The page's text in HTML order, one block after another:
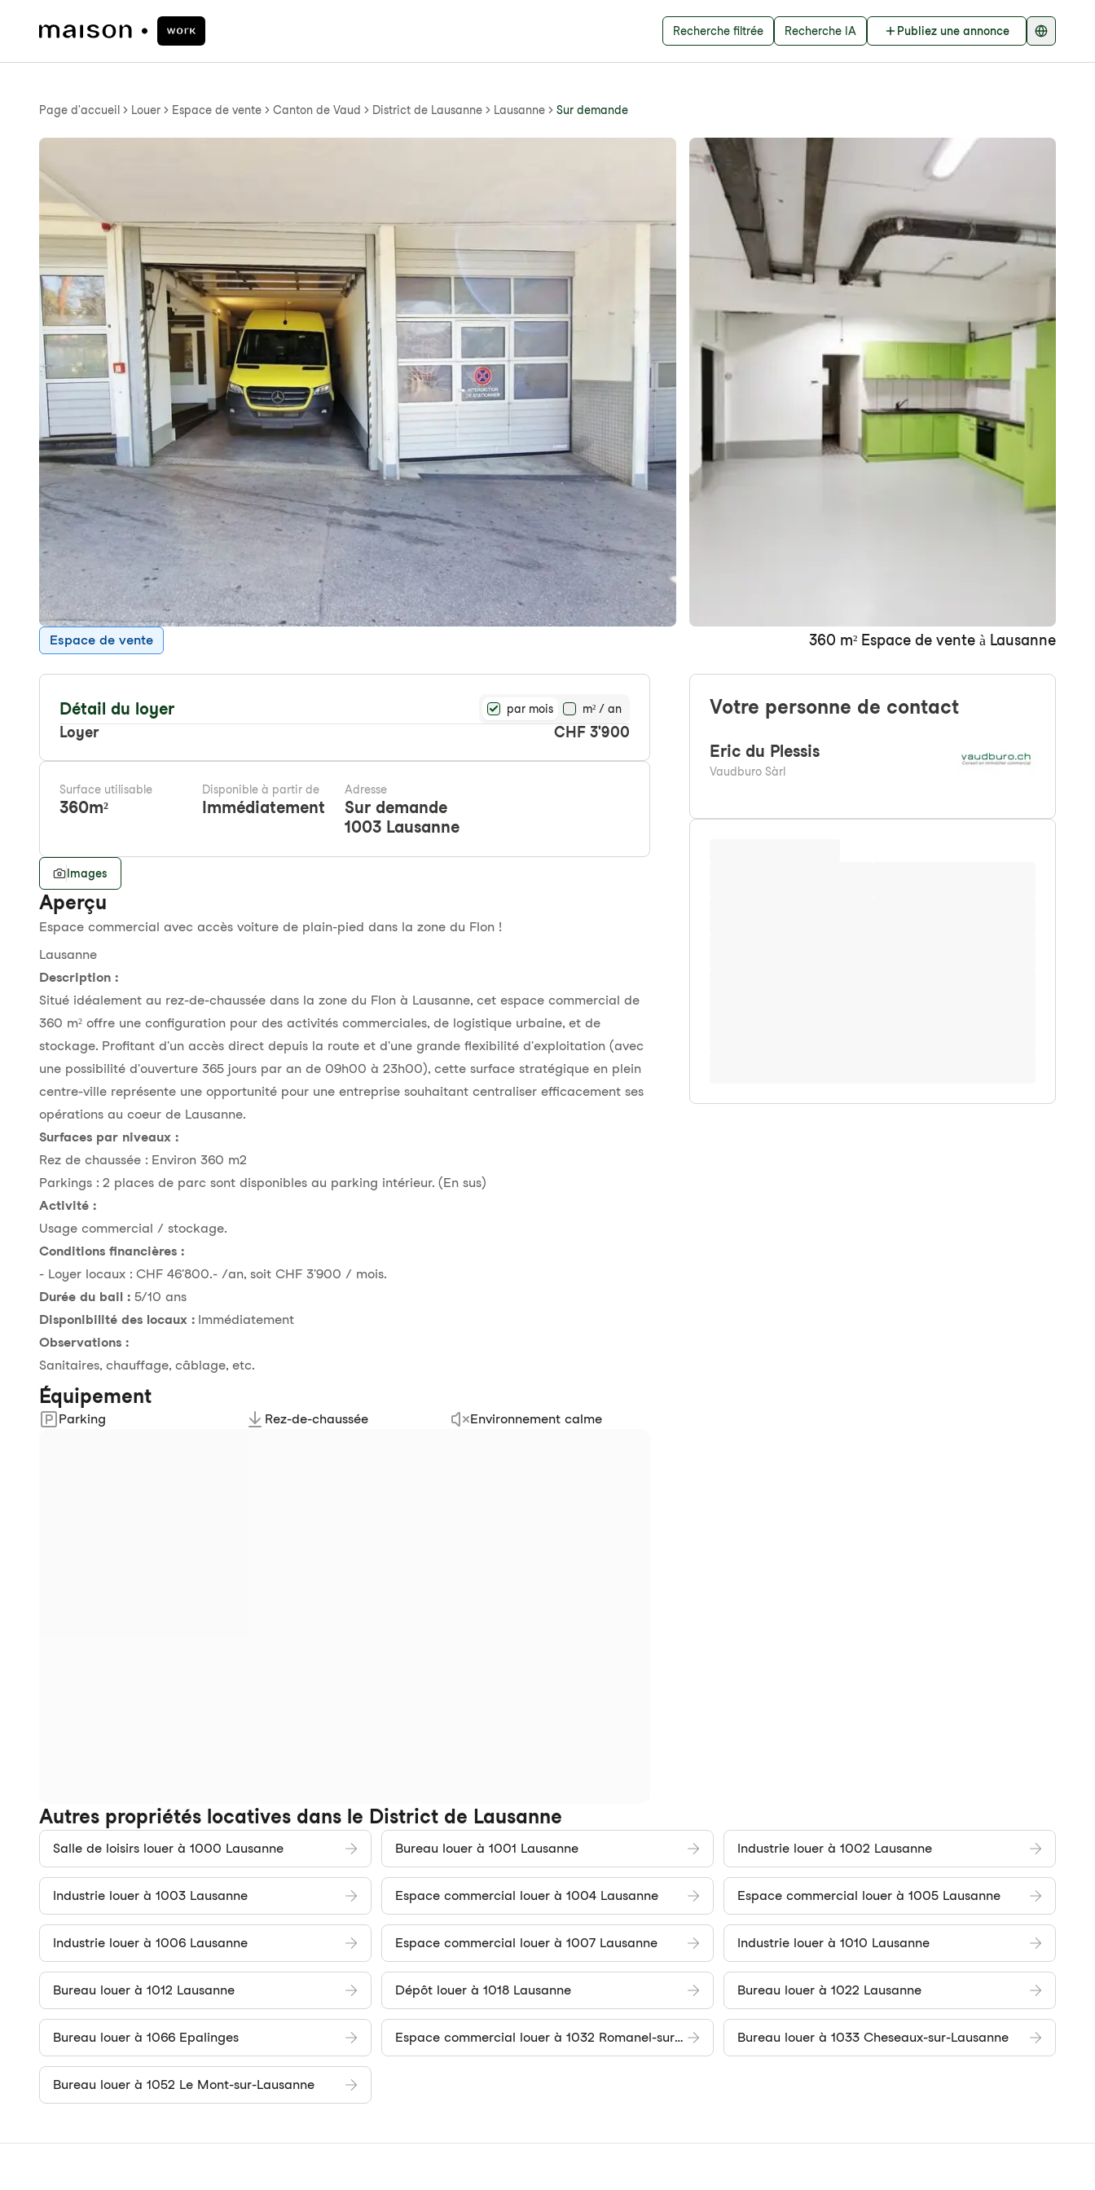
Recherche filtrée Recherche IA Publiez une annonce
Page d'accueil Louer Espace de vente Canton de Vaud District de Lausanne Lausanne Sur demande
+ une image
360 m² Espace de vente à Lausanne
Espace de vente
Détail du loyer par mois m² / an
Loyer CHF 3'900
Surface utilisable
360m²
Disponible à partir de
Immédiatement
Adresse
Sur demande
1003 Lausanne
Images
Aperçu
Espace commercial avec accès voiture de plain-pied dans la zone du Flon !
Lausanne
Description :
Situé idéalement au rez-de-chaussée dans la zone du Flon à Lausanne, cet espace commercial de
360 m² offre une configuration pour des activités commerciales, de logistique urbaine, et de
stockage. Profitant d'un accès direct depuis la route et d'une grande flexibilité d'exploitation (avec
une possibilité d'ouverture 365 jours par an de 09h00 à 23h00), cette surface stratégique en plein
centre-ville représente une opportunité pour une entreprise souhaitant centraliser efficacement ses
opérations au coeur de Lausanne.
Surfaces par niveaux :
Rez de chaussée : Environ 360 m2
Parkings : 2 places de parc sont disponibles au parking intérieur. (En sus)
Activité :
Usage commercial / stockage.
Conditions financières :
- Loyer locaux : CHF 46'800.- /an, soit CHF 3'900 / mois.
Durée du bail : 5/10 ans
Disponibilité des locaux : Immédiatement
Observations :
Sanitaires, chauffage, câblage, etc.
Équipement
Parking Rez-de-chaussée Environnement calme
Votre personne de contact
Eric du Plessis
Vaudburo Sàrl
Autres propriétés locatives dans le District de Lausanne
Salle de loisirs louer à 1000 Lausanne Bureau louer à 1001 Lausanne Industrie louer à 1002 Lausanne
Industrie louer à 1003 Lausanne Espace commercial louer à 1004 Lausanne Espace commercial louer à 1005 Lausanne
Industrie louer à 1006 Lausanne Espace commercial louer à 1007 Lausanne Industrie louer à 1010 Lausanne
Bureau louer à 1012 Lausanne Dépôt louer à 1018 Lausanne Bureau louer à 1022 Lausanne
Bureau louer à 1066 Epalinges Espace commercial louer à 1032 Romanel-sur-Lausanne Bureau louer à 1033 Cheseaux-sur-Lausanne
Bureau louer à 1052 Le Mont-sur-Lausanne